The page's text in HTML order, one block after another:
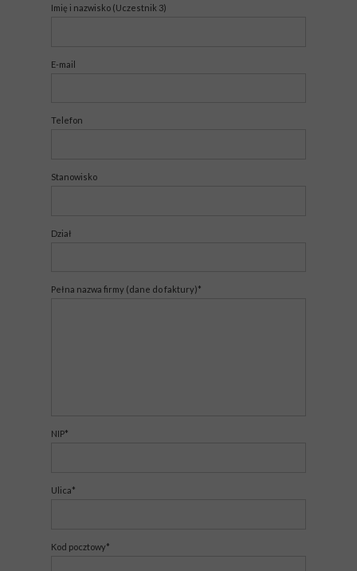
Imię i nazwisko (Uczestnik 3)
E-mail
Telefon
Stanowisko
Dział
Pełna nazwa firmy (dane do faktury)*
NIP*
Ulica*
Kod pocztowy*